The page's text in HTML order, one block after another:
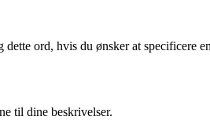
ord, hvis du ønsker at specificere
til dine beskrivelser.